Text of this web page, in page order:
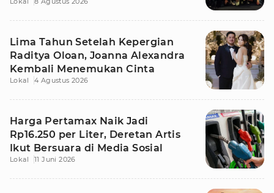
Lima Tahun Setelah Kepergian
Raditya Oloan, Joanna Alexandra
Kembali Menemukan Cinta
Lokal 4 Agustus 2026
Harga Pertamax Naik Jadi
Rp16.250 per Liter, Deretan Artis
Ikut Bersuara di Media Sosial
Lokal 11 Juni 2026